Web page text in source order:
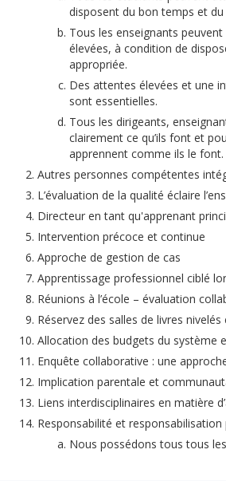
disposent du bon temps et
Tous les enseignants
élevées, à condition de
appropriée.
Des attentes élevées et une
sont essentielles.
Tous les dirigeants,
clairement ce qu’ils font et
apprennent comme ils le
Autres personnes compétentes
L’évaluation de la qualité éclaire
Directeur en tant qu'apprenant
Intervention précoce et continue
Approche de gestion de cas
Apprentissage professionnel ciblé
Réunions à l’école – évaluation
Réservez des salles de livres
Allocation des budgets du système
Enquête collaborative : une
Implication parentale et
Liens interdisciplinaires en matière
Responsabilité et responsabilisation
Nous possédons tous tous les